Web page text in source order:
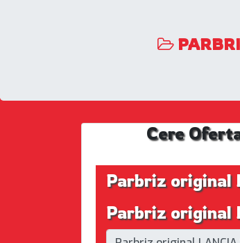
Cere
Parbriz original
Parbriz original